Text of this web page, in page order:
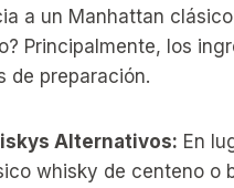
a un Manhattan
Principalmente, los
de preparación.
Alternativos: En
whisky de centeno o